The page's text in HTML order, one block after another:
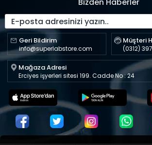
Geri Bildirim
info@superlabstore.com
Müşteri
(0312)
Mağaza Adresi
Erciyes işyerleri sitesi 199. Cadde No : 24